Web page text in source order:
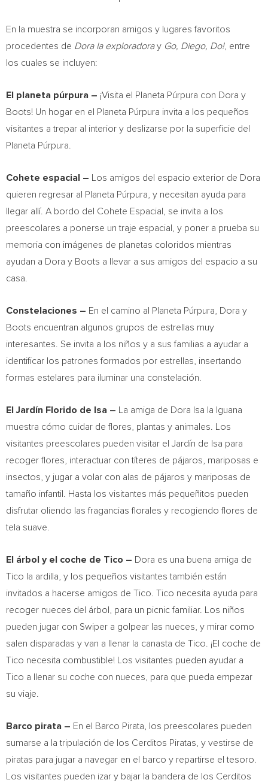
En la muestra se incorporan amigos y lugares favoritos
procedentes de Dora laexploradoray Go, Diego, Do!, entre
los cuales se incluyen:
El planeta púrpura – ¡Visita el Planeta Púrpura con Dora y
Boots! Un hogar en el Planeta Púrpura invita a los pequeños
visitantes a trepar al interior y deslizarse por la superficie del
Planeta Púrpura.
Cohete espacial –
Los amigos del espacio exterior de Dora
quieren regresar al Planeta Púrpura, y necesitan ayuda para
llegar allí. A bordo del Cohete Espacial, se invita a los
preescolares a ponerse un traje espacial, y poner a prueba su
memoria con imágenes de planetas coloridos mientras
ayudan a Dora y Boots a llevar a sus amigos del espacio a su
casa.
Constelaciones – En el camino al Planeta Púrpura, Dora y
Boots encuentran algunos grupos de estrellas muy
interesantes. Se invita a los niños y a sus familias a ayudar a
identificar los patrones formados por estrellas, insertando
formas estelares para iluminar una constelación.
El Jardín Florido de Isa –
La amiga de Dora Isa la Iguana
muestra cómo cuidar de flores, plantas y animales. Los
visitantes preescolares pueden visitar el Jardín de Isa para
recoger flores, interactuar con títeres de pájaros, mariposas e
insectos, y jugar a volar con alas de pájaros y mariposas de
tamaño infantil. Hasta los visitantes más pequeñitos pueden
disfrutar oliendo las fragancias florales y recogiendo flores de
tela suave.
El árbol y el coche de Tico – Dora es una buena amiga de
Tico la ardilla, y los pequeños visitantes también están
invitados a hacerse amigos de Tico. Tico necesita ayuda para
recoger nueces del árbol, para un picnic familiar. Los niños
pueden jugar con Swiper a golpear las nueces, y mirar como
salen disparadas y van a llenar la canasta de Tico. ¡El coche de
Tico necesita combustible! Los visitantes pueden ayudar a
Tico a llenar su coche con nueces, para que pueda empezar
su viaje.
Barco pirata – En el Barco Pirata, los preescolares pueden
sumarse a la tripulación de los Cerditos Piratas, y vestirse de
piratas para jugar a navegar en el barco y repartirse el tesoro.
Los visitantes pueden izar y bajar la bandera de los Cerditos